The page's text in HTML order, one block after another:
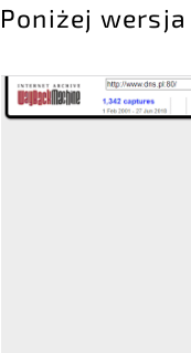
Poniżej